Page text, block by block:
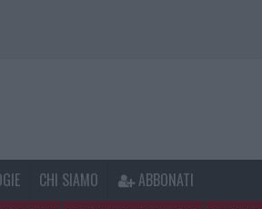
CHI SIAMO ABBONATI